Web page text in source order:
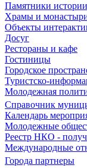
Памятники
Храмы и
Объекты
Досуг
Рестораны и кафе
Гостиницы
Городское
Туристско-
Молодежная
Справочник
Календарь
Молодежные
Реестр НКО -
Международные
Города партнеры